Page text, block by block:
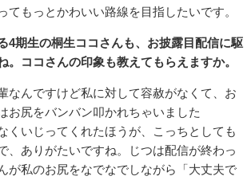
てもっとかわいい路線を目指したいです。
期生の桐生ココさんも、お披露目配信に駆
。ココさんの印象も教えてもらえますか。
なんですけど私に対して容赦がなくて、お
お尻をバンバン叩かれちゃいました
くいじってくれたほうが、こっちとしても
、ありがたいですね。じつは配信が終わっ
が私のお尻をなでなでしながら「大丈夫で